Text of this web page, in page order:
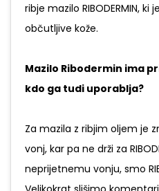
ribje mazilo RIBODERMIN,
občutljive kože.
Mazilo Ribodermin ima
kdo ga tudi uporablja?
Za mazila z ribjim oljem je
vonj, kar pa ne drži za
neprijetnemu vonju, smo